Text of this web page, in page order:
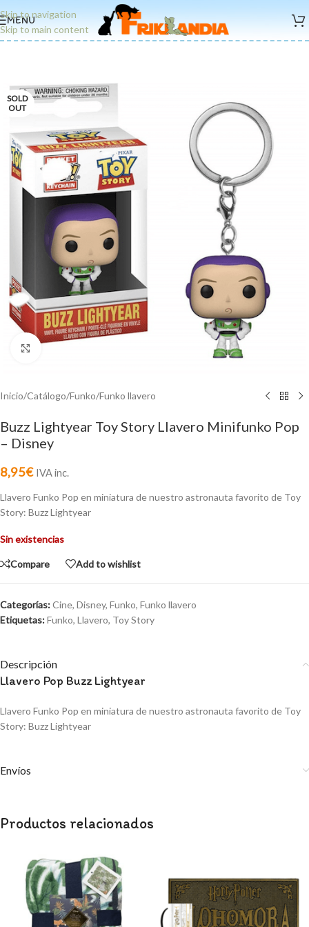
Skip to navigation
Skip to main content
MENU
SOLD
OUT
Inicio/Catálogo/Funko/Funko llavero
Buzz Lightyear Toy Story Llavero Minifunko Pop
– Disney
8,95€ IVA inc.
Llavero Funko Pop en miniatura de nuestro astronauta favorito de Toy
Story: Buzz Lightyear
Sin existencias
Compare Add to wishlist
Categorías:Cine, Disney, Funko, Funko llavero
Etiquetas:Funko, Llavero, Toy Story
Descripción
Llavero Pop Buzz Lightyear
Llavero Funko Pop en miniatura de nuestro astronauta favorito de Toy
Story: Buzz Lightyear
Envíos
Productos relacionados